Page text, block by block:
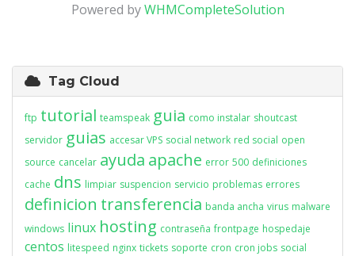
Powered byWHMCompleteSolution
Tag Cloud
ftp tutorial teamspeak guia como instalar shoutcast
servidor guias accesar VPS social network red social open
source cancelar ayuda apache error 500 definiciones
cache dns limpiar suspencion servicio problemas errores
definicion transferencia banda ancha virus malware
windows linux hosting contraseña frontpage hospedaje
centos litespeed nginx tickets soporte cron cron jobs social